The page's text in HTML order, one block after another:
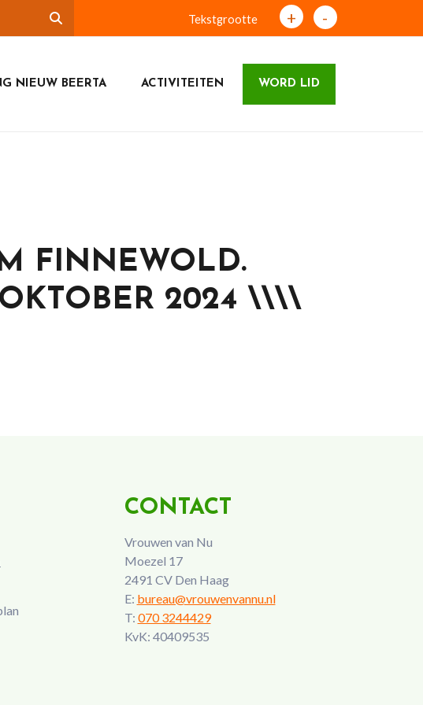
Tekstgrootte + -
NIEUW BEERTA ACTIVITEITEN WORD LID
FINNEWOLD.
2024 \\\\
CONTACT
Vrouwen van Nu
Moezel 17
2491 CV Den Haag
E: bureau@vrouwenvannu.nl
T: 070 3244429
KvK: 40409535